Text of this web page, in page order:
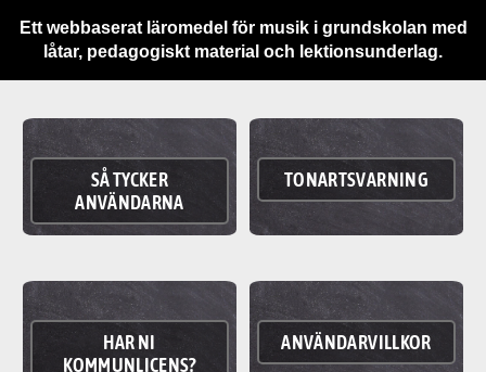
Ett webbaserat läromedel för musik i grundskolan med
låtar, pedagogiskt material och lektionsunderlag.
SÅ TYCKER
ANVÄNDARNA
TONARTSVARNING
HAR NI
KOMMUNLICENS?
ANVÄNDARVILLKOR